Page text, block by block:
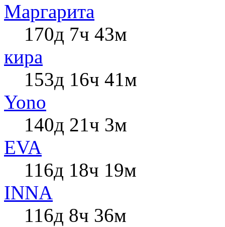
Маргарита
170д 7ч 43м
кира
153д 16ч 41м
Yono
140д 21ч 3м
EVA
116д 18ч 19м
INNA
116д 8ч 36м